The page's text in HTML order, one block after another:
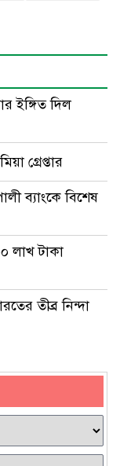
ইঙ্গিত দিল
গ্রেপ্তার
ব্যাংকে বিশেষ
লাখ টাকা
তীব্র নিন্দা